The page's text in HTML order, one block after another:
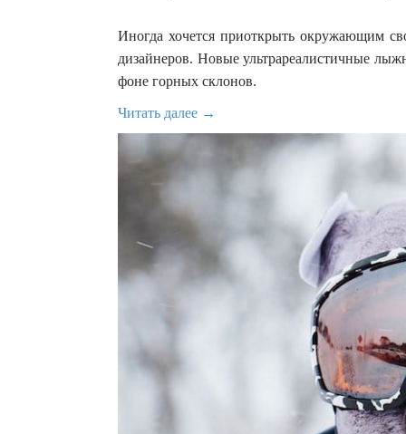
Иногда хочется приоткрыть окружающим
дизайнеров. Новые ультрареалистичные
фоне горных склонов.
Читать далее →